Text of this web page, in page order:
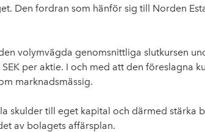
Den fordran som hänför sig till Norden
volymvägda genomsnittliga slutkursen
per aktie. I och med att den föreslagna
marknadsmässig.
skulder till eget kapital och därmed stärka
av bolagets affärsplan.